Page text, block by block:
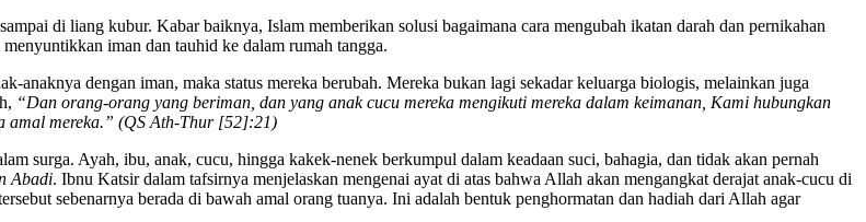
di liang kubur. Kabar baiknya, Islam memberikan solusi bagaimana cara mengubah ikatan darah dan pernikahan
iman dan tauhid ke dalam rumah tangga.
anaknya dengan iman, maka status mereka berubah. Mereka bukan lagi sekadar keluarga biologis, melainkan juga
“Dan orang-orang yang beriman, dan yang anak cucu mereka mengikuti mereka dalam keimanan, Kami hubungkan
amal mereka.” (QS Ath-Thur [52]:21)
surga. Ayah, ibu, anak, cucu, hingga kakek-nenek berkumpul dalam keadaan suci, bahagia, dan tidak akan pernah
Abadi. Ibnu Katsir dalam tafsirnya menjelaskan mengenai ayat di atas bahwa Allah akan mengangkat derajat anak-cucu di
sebenarnya berada di bawah amal orang tuanya. Ini adalah bentuk penghormatan dan hadiah dari Allah agar